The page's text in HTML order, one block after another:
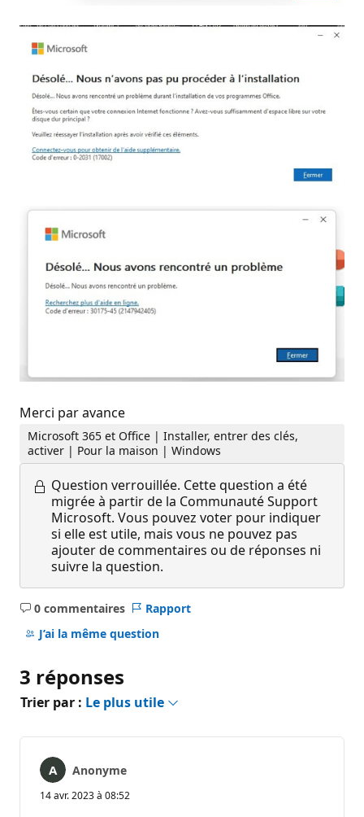
Merci par avance
Microsoft 365 et Office | Installer, entrer des clés,
activer | Pour la maison | Windows
Question verrouillée. Cette question a été
migrée à partir de la Communauté Support
Microsoft. Vous pouvez voter pour indiquer
si elle est utile, mais vous ne pouvez pas
ajouter de commentaires ou de réponses ni
suivre la question.
0 commentaires
Aucun
commentaire
Rapport
J’ai la même question
3 réponses
Trier par : Le plus utile
Anonyme
14 avr. 2023 à 08:52